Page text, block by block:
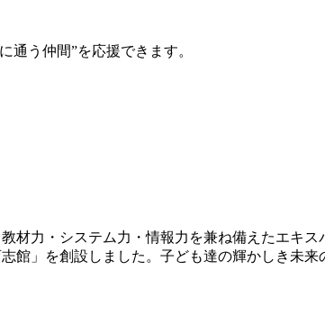
通う仲間”を応援できます。
材力・システム力・情報力を兼ね備えたエキ
館」を創設しました。子ども達の輝かしき未